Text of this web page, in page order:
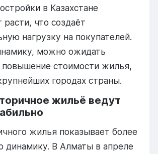
в Казахстане
что создаёт
нагрузку на покупателей.
можно ожидать
стоимости жилья,
городах страны.
жильё ведут
жилья показывает более
динамику. В Алматы в апреле